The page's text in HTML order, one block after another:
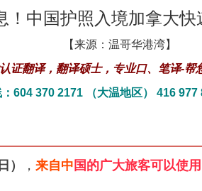
！中国护照入境加拿大快
【来源：温哥华港湾】
证翻译，翻译硕士，专业口、笔译-帮
604 370 2171 （大温地区）
416 977
） ， 来自中 国的广大旅客可以使